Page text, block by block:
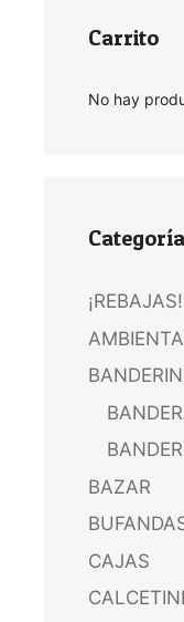
Carrito
No hay
¡REBAJAS!
BAZAR
CAJAS